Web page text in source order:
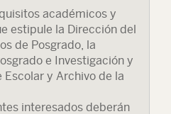
académicos y
estipule la Dirección del
de Posgrado, la
e Investigación y
y Archivo de la
interesados deberán